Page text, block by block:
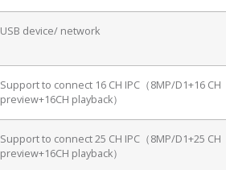
USB device/ network
Support to connect 16 CH IPC（8MP/D1+16 CH
preview+16CH playback）
Support to connect 25 CH IPC（8MP/D1+25 CH
preview+16CH playback）